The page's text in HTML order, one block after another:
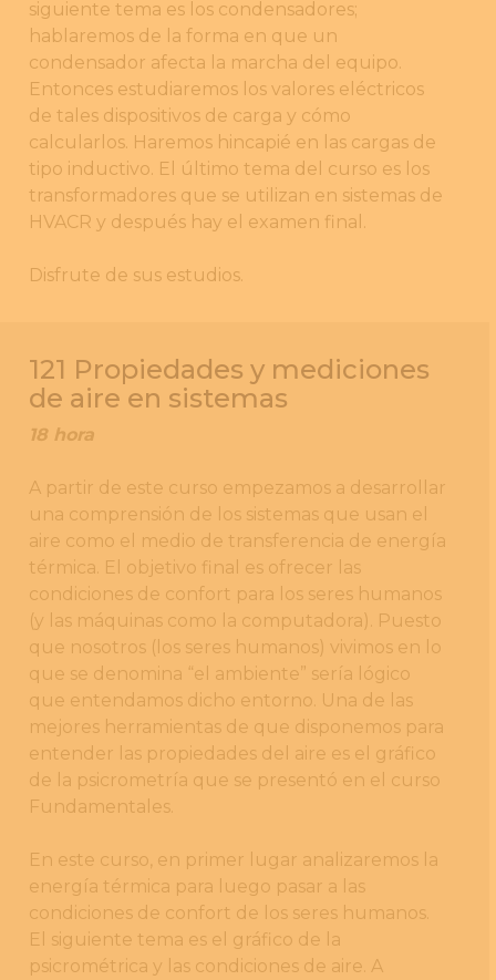
siguiente tema es los condensadores;
hablaremos de la forma en que un
condensador afecta la marcha del equipo.
Entonces estudiaremos los valores eléctricos
de tales dispositivos de carga y cómo
calcularlos. Haremos hincapié en las cargas de
tipo inductivo. El último tema del curso es los
transformadores que se utilizan en sistemas de
HVACR y después hay el examen final.
Disfrute de sus estudios.
121 Propiedades y mediciones
de aire en sistemas
18 hora
A partir de este curso empezamos a desarrollar
una comprensión de los sistemas que usan el
aire como el medio de transferencia de energía
térmica. El objetivo final es ofrecer las
condiciones de confort para los seres humanos
(y las máquinas como la computadora). Puesto
que nosotros (los seres humanos) vivimos en lo
que se denomina “el ambiente” sería lógico
que entendamos dicho entorno. Una de las
mejores herramientas de que disponemos para
entender las propiedades del aire es el gráfico
de la psicrometría que se presentó en el curso
Fundamentales.
En este curso, en primer lugar analizaremos la
energía térmica para luego pasar a las
condiciones de confort de los seres humanos.
El siguiente tema es el gráfico de la
psicrométrica y las condiciones de aire. A